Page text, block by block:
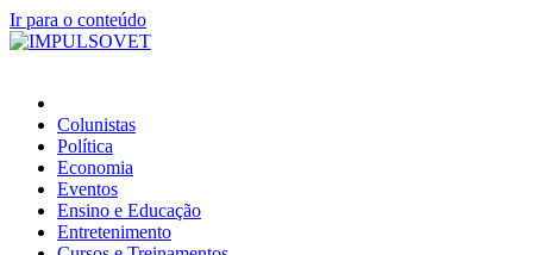
Ir para o conteúdo
Colunistas
Política
Economia
Eventos
Ensino e Educação
Entretenimento